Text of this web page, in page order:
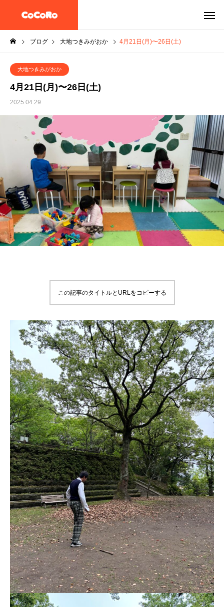
ブログ 大地つきみがおか 4月21日(月)〜26日(土)
大地つきみがおか
4月21日(月)〜26日(土)
2025.04.29
この記事のタイトルとURLをコピーする